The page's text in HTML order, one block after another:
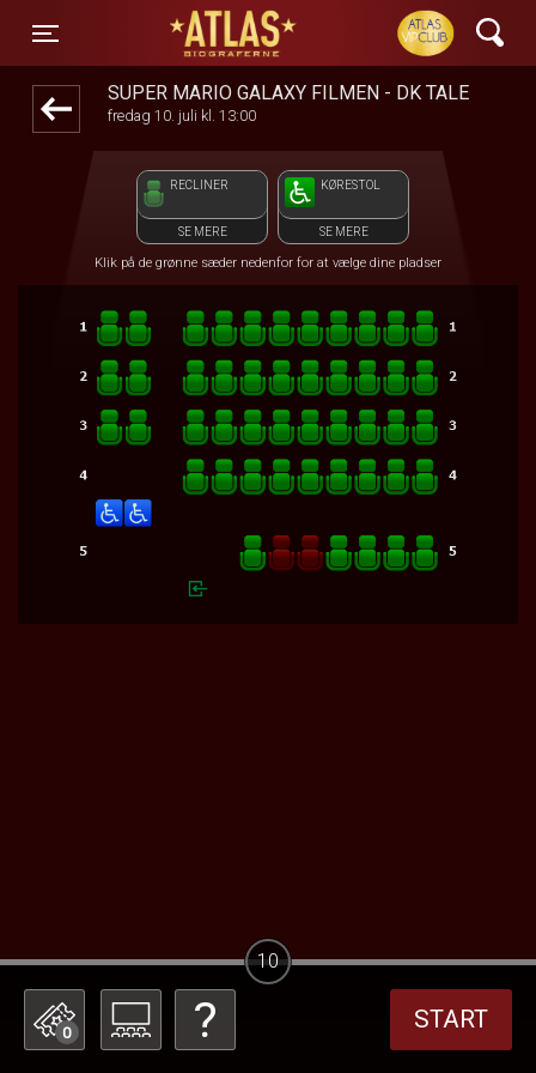
Toggle navigation
ATLAS Biograferne
SUPER MARIO GALAXY FILMEN - DK TALE
fredag 10. juli kl. 13:00
RECLINER
SE MERE
KØRESTOL
SE MERE
Klik på de grønne sæder nedenfor for at vælge dine pladser
0 START
10
front05-temp 073854